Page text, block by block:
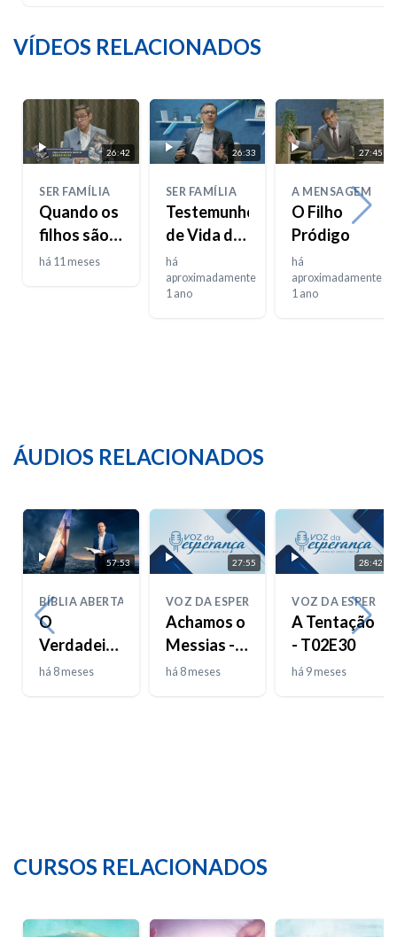
VÍDEOS RELACIONADOS
26:42
SER FAMÍLIA
Quando os
filhos são o
problema
há 11 meses
26:33
SER FAMÍLIA
Testemunho
de Vida do
Casal
Barbosa
há
aproximadamente
1 ano
27:45
A MENSAGEM
O Filho
Pródigo
há
aproximadamente
1 ano
ÁUDIOS RELACIONADOS
57:53
BÍBLIA ABERTA
O
Verdadeiro
Josué
há 8 meses
27:55
VOZ DA ESPERANÇA
Achamos o
Messias -
T02E31
há 8 meses
28:42
VOZ DA
A Tentação
- T02E30
há 9 meses
CURSOS RELACIONADOS